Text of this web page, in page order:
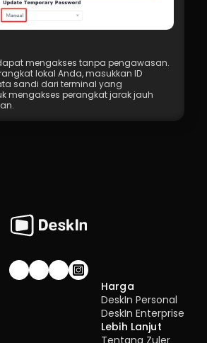
mengakses tanpa pengawasan.
lokal Anda, masukkan ID
sandi dari terminal yang
mengakses perangkat jarak jauh
komunitas!
Harga
DeskIn Personal
DeskIn Enterprise
Lebih Lanjut